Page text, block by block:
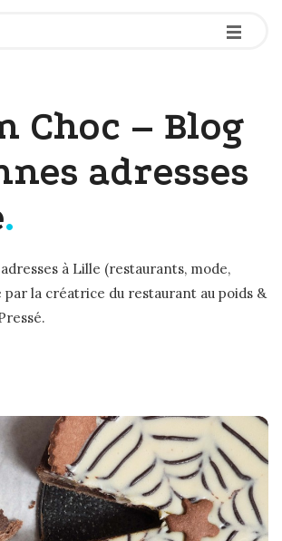
-
-
-
Choc – Blog
adresses
.
à Lille (restaurants, mode,
la créatrice du restaurant au poids &